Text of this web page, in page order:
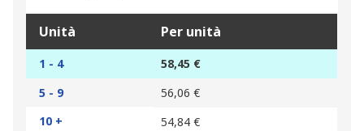
Unità Per unità
1 - 4
58,45 €
5 - 9
56,06 €
10 +
54,84 €